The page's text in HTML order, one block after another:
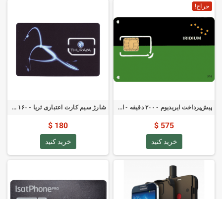
حراج!
پیش‌پرداخت ایریدیوم - ۲۰۰ دقیقه - اعتبار شش‌ماهه
575 $
خرید کنید
شارژ سیم کارت اعتباری ثریا - ۱۶۰ واحد
180 $
خرید کنید